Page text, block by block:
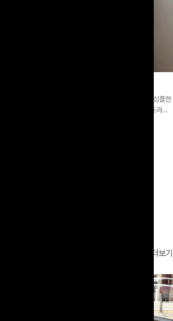
[활용도좋은✨]은은한 스트라이프 패턴이 더해져 심플한
코디에도 세련된 포인트를 더해드리며 깔끔한 스트라이
더보기